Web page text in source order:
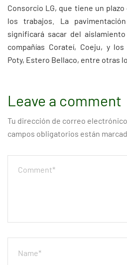
Consorcio LG, que tiene un
los trabajos. La
significará sacar del
compañías Corateí, Coeju, y
Poty, Estero Bellaco, entre otras
Leave a comment
Tu dirección de correo
campos obligatorios están